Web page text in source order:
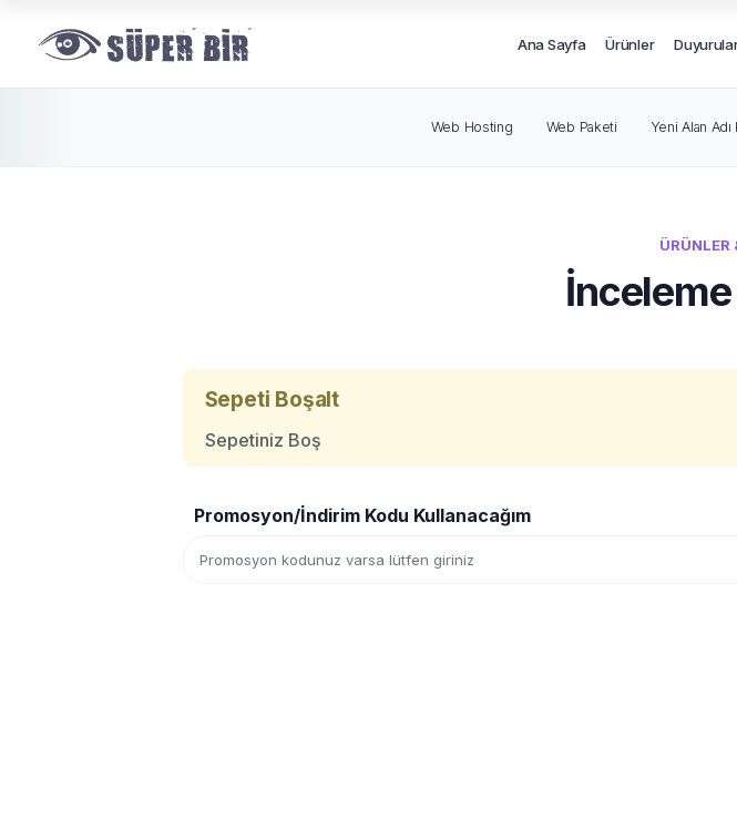
Ana Sayfa Ürünler
Web Hosting Web Paketi Yeni Alan
ÜRÜNLER
Sepeti Boşalt
Sepetiniz Boş
Promosyon/İndirim Kodu Kullanacağım